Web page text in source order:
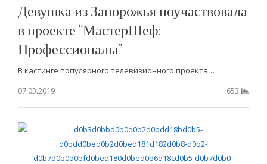
Девушка из Запорожья поучаствовала
в проекте “МастерШеф:
Профессионалы”
В кастинге популярного телевизионного проекта…
07.03.2019
653